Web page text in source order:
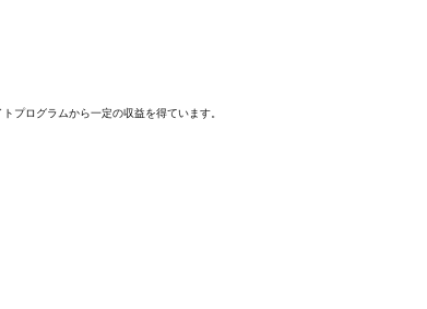
プログラムから一定の収益を得ています。